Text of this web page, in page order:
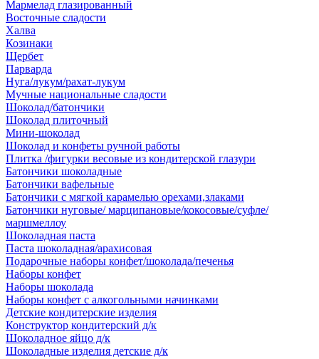
Мармелад глазированный
Восточные сладости
Халва
Козинаки
Щербет
Парварда
Нуга/лукум/рахат-лукум
Мучные национальные сладости
Шоколад/батончики
Шоколад плиточный
Мини-шоколад
Шоколад и конфеты ручной работы
Плитка /фигурки весовые из кондитерской глазури
Батончики шоколадные
Батончики вафельные
Батончики с мягкой карамелью орехами,злаками
Батончики нуговые/ марципановые/кокосовые/суфле/
маршмеллоу
Шоколадная паста
Паста шоколадная/арахисовая
Подарочные наборы конфет/шоколада/печенья
Наборы конфет
Наборы шоколада
Наборы конфет с алкогольными начинками
Детские кондитерские изделия
Конструктор кондитерский д/к
Шоколадное яйцо д/к
Шоколадные изделия детские д/к